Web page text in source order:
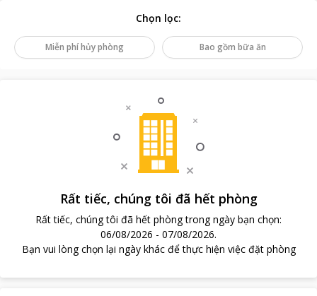
Chọn lọc:
Miễn phí hủy phòng Bao gồm bữa ăn
Rất tiếc, chúng tôi đã hết phòng
Rất tiếc, chúng tôi đã hết phòng trong ngày bạn chọn:
06/08/2026 - 07/08/2026.
Bạn vui lòng chọn lại ngày khác để thực hiện việc đặt phòng